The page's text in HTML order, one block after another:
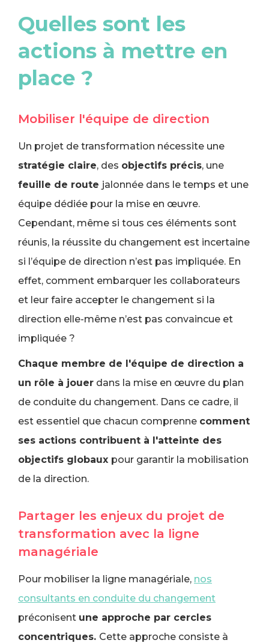
Quelles sont les
actions à mettre en
place ?
Mobiliser l'équipe de direction
Un projet de transformation nécessite une
stratégie claire, des objectifs précis, une
feuille de route jalonnée dans le temps et une
équipe dédiée pour la mise en œuvre.
Cependant, même si tous ces éléments sont
réunis, la réussite du changement est incertaine
si l’équipe de direction n’est pas impliquée. En
effet, comment embarquer les collaborateurs
et leur faire accepter le changement si la
direction elle-même n’est pas convaincue et
impliquée ?
Chaque membre de l'équipe de direction a
un rôle à jouer dans la mise en œuvre du plan
de conduite du changement. Dans ce cadre, il
est essentiel que chacun comprenne comment
ses actions contribuent à l'atteinte des
objectifs globaux pour garantir la mobilisation
de la direction.
Partager les enjeux du projet de
transformation avec la ligne
managériale
Pour mobiliser la ligne managériale, nos
consultants en conduite du changement
préconisent une approche par cercles
concentriques. Cette approche consiste à